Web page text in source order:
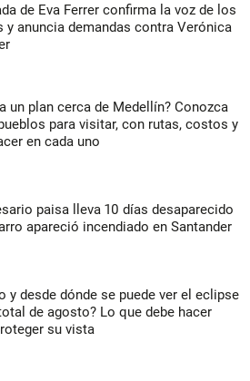
de Eva Ferrer confirma la voz de los
y anuncia demandas contra Verónica
un plan cerca de Medellín? Conozca
para visitar, con rutas, costos y
en cada uno
paisa lleva 10 días desaparecido
apareció incendiado en Santander
y desde dónde se puede ver el eclipse
de agosto? Lo que debe hacer
su vista